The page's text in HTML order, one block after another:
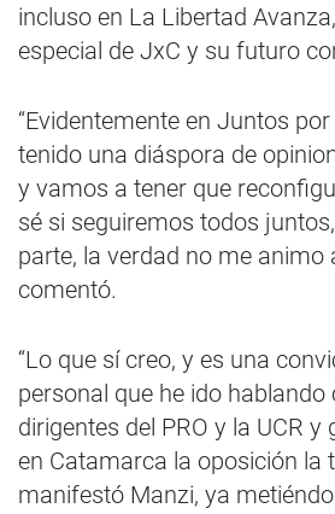
incluso en La Libertad
especial de JxC y su futuro
“Evidentemente en Juntos
tenido una diáspora de
y vamos a tener que
sé si seguiremos todos
parte, la verdad no me animo
comentó.
“Lo que sí creo, y es una
personal que he ido hablando
dirigentes del PRO y la UCR y
en Catamarca la oposición la
manifestó Manzi, ya